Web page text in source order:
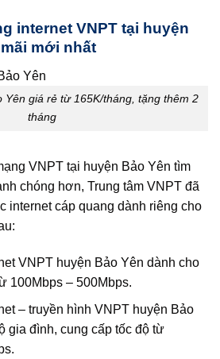
internet VNPT tại huyện
mới nhất
Yên giá rẻ từ 165K/tháng, tặng thêm 2
tháng
VNPT tại huyện Bảo Yên tìm
chóng hơn, Trung tâm VNPT đã
internet cáp quang dành riêng cho
VNPT huyện Bảo Yên dành cho
100Mbps – 500Mbps.
– truyền hình VNPT huyện Bảo
gia đình, cung cấp tốc độ từ